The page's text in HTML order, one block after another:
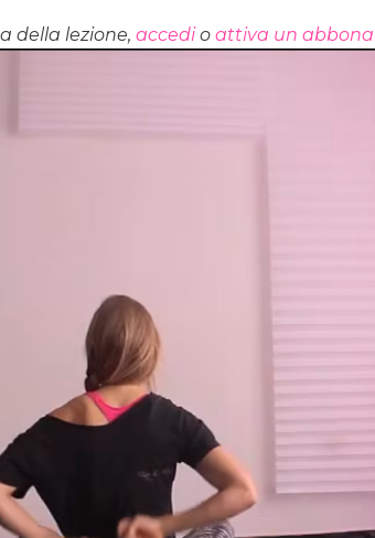
della lezione, accedi o attiva un